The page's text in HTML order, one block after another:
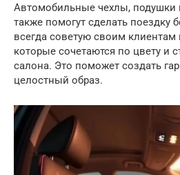
Автомобильные чехлы, подушки
также помогут сделать поездку
всегда советую своим клиентам
которые сочетаются по цвету и
салона. Это поможет создать
целостный образ.